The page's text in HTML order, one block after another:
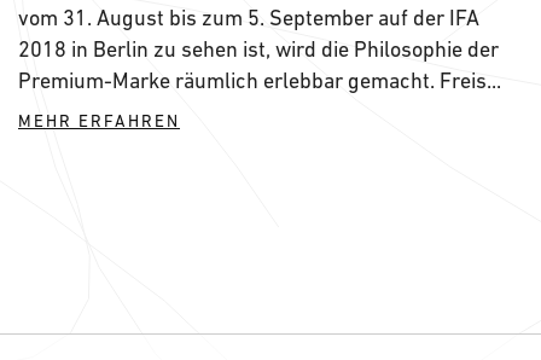
vom 31. August bis zum 5. September auf der IFA
2018 in Berlin zu sehen ist, wird die Philosophie der
Premium-Marke räumlich erlebbar gemacht. Freis...
MEHR ERFAHREN